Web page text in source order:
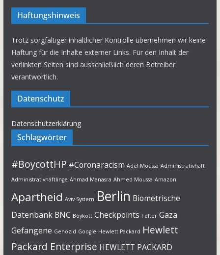
Haftungshinweis
Trotz sorgfältiger inhaltlicher Kontrolle übernehmen wir keine
Haftung für die Inhalte externer Links. Für den Inhalt der
verlinkten Seiten sind ausschließlich deren Betreiber
verantwortlich.
Datenschutz
Datenschutzerklärung
Schlagwörter
#BoycottHP #Coronaracism Adel Moussa Administrativhaft
Administrativhäftlinge Ahmad Manasra Ahmed Moussa Amazon
Apartheid Aviv-System Berlin Biometrische
Datenbank BNC Boykott Checkpoints Folter Gaza
Gefangene Genozid Google Hewlett Packard Hewlett
Packard Enterprise HEWLETT PACKARD